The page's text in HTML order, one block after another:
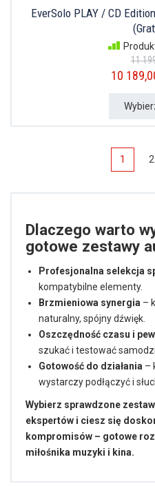
EverSolo PLAY / CD
11
10
1 2
Dlaczego warto
gotowe zestawy
Profesjonalna selekcja
kompatybilne elementy.
Brzmieniowa synergia –
naturalny, spójny dźwięk.
Oszczędność czasu i
szukać i testować
Gotowość do działania –
wystarczy podłączyć i
Wybierz sprawdzone
ekspertów i ciesz się
kompromisów – gotowe
miłośnika muzyki i kina.